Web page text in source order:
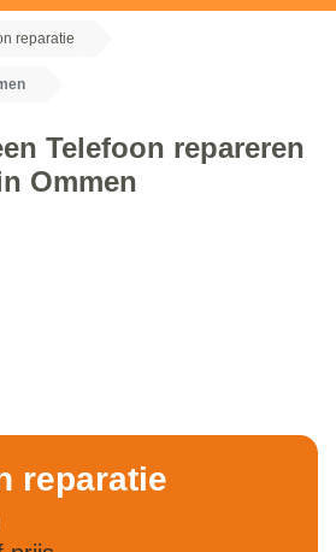
reparatie
Telefoon repareren
Ommen
reparatie